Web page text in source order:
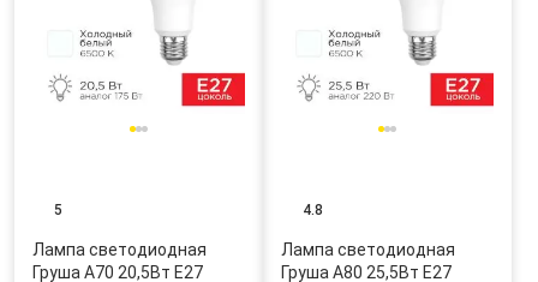
5
Лампа светодиодная
Груша A70 20,5Вт E27
4.8
Лампа светодиодная
Груша A80 25,5Вт E27